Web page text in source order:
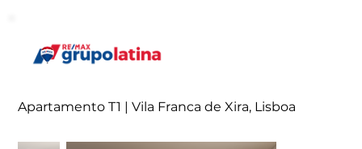
Apartamento T1 | Vila Franca de Xira, Lisboa